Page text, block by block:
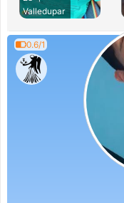
Valledupar
0.6/1